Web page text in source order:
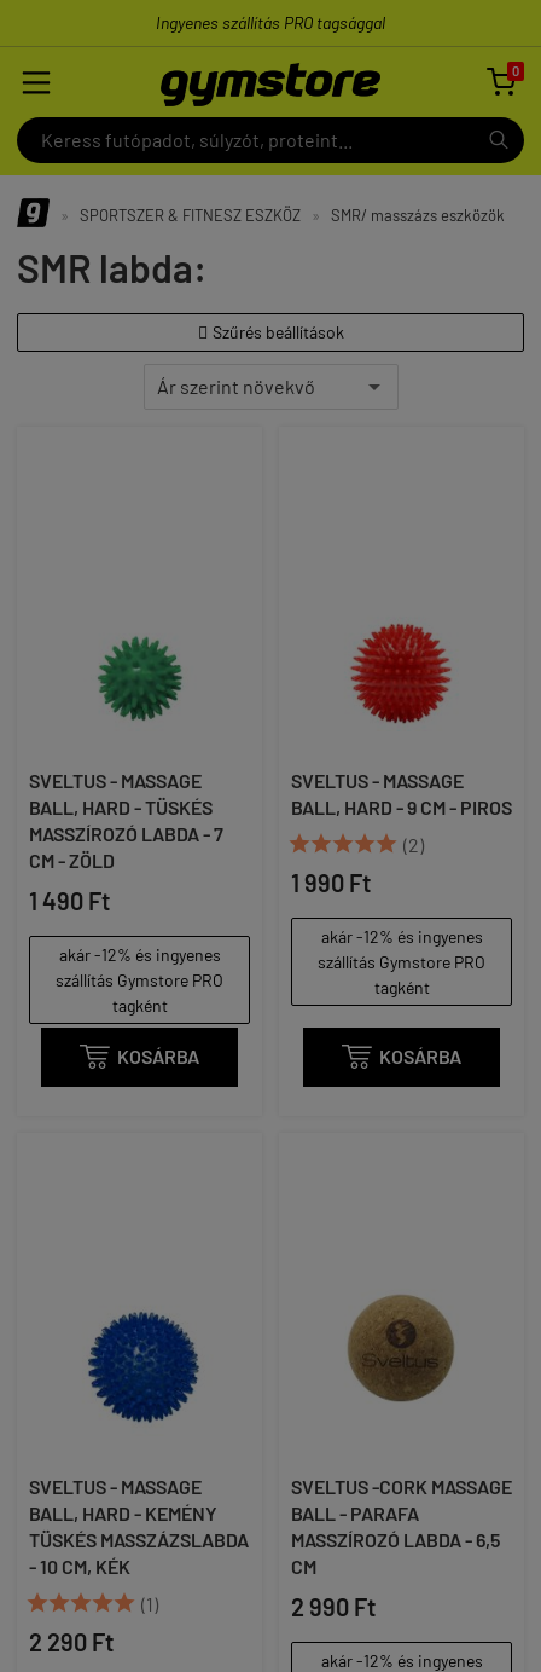
Ingyenes szállítás PRO tagsággal
0

» SPORTSZER & FITNESZ ESZKÖZ » SMR/ masszázs eszközök
SMR labda:
 Szűrés beállítások
SVELTUS - MASSAGE
BALL, HARD - TÜSKÉS
MASSZÍROZÓ LABDA - 7
CM - ZÖLD
1 490 Ft
akár -12% és ingyenes
szállítás Gymstore PRO
tagként
 KOSÁRBA
SVELTUS - MASSAGE
BALL, HARD - 9 CM - PIROS
 (2)
1 990 Ft
akár -12% és ingyenes
szállítás Gymstore PRO
tagként
 KOSÁRBA
SVELTUS - MASSAGE
BALL, HARD - KEMÉNY
TÜSKÉS MASSZÁZSLABDA
- 10 CM, KÉK
 (1)
2 290 Ft
SVELTUS -CORK MASSAGE
BALL - PARAFA
MASSZÍROZÓ LABDA - 6,5
CM
2 990 Ft
akár -12% és ingyenes